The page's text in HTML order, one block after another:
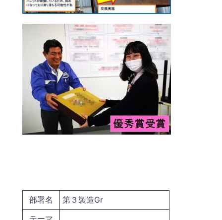
部署名
第３製造Gr